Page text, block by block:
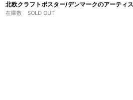
北欧クラフトポスター/デンマークのアーテ
在庫数 SOLD OUT